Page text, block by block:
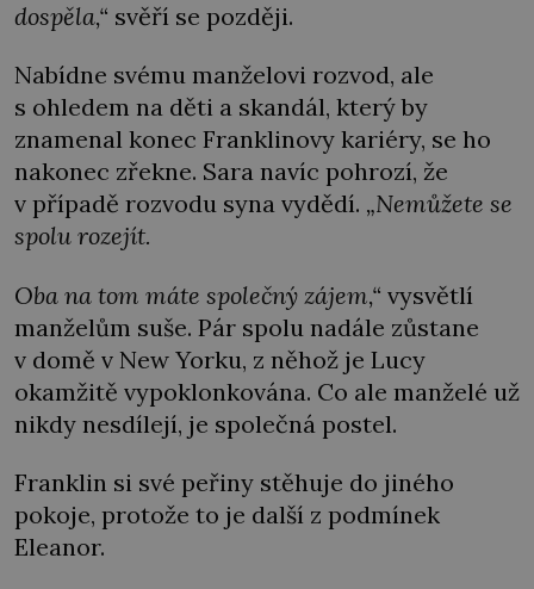
dospěla,“ svěří se později.
Nabídne svému manželovi rozvod, ale
s ohledem na děti a skandál, který by
znamenal konec Franklinovy kariéry, se ho
nakonec zřekne. Sara navíc pohrozí, že
v případě rozvodu syna vydědí. „Nemůžete se
spolu rozejít.
Oba na tom máte společný zájem,“ vysvětlí
manželům suše. Pár spolu nadále zůstane
v domě v New Yorku, z něhož je Lucy
okamžitě vypoklonkována. Co ale manželé už
nikdy nesdílejí, je společná postel.
Franklin si své peřiny stěhuje do jiného
pokoje, protože to je další z podmínek
Eleanor.